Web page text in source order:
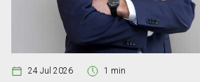
24 Jul 2026 1 min